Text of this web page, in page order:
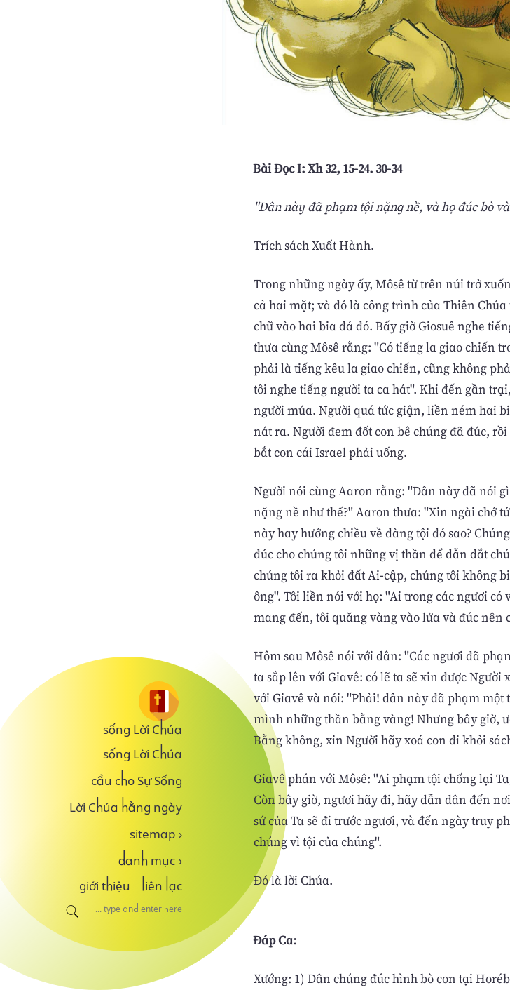
sống Lời Chúa
sống Lời Chúa
cầu cho Sự Sống
Lời Chúa hằng ngày
sitemap ›
danh mục ›
giới thiệu
liên lạc
Bài Ðọc I: Xh 32, 15-24. 30-34
"Dân này đã phạm tội nặng nề, và họ đúc bò
Trích sách Xuất Hành.
Trong những ngày ấy, Môsê từ trên núi trở
cả hai mặt; và đó là công trình của Thiên
chữ vào hai bia đá đó. Bấy giờ Giosuê nghe
thưa cùng Môsê rằng: "Có tiếng la giao chiến
phải là tiếng kêu la giao chiến, cũng không
tôi nghe tiếng người ta ca hát". Khi đến gần
người múa. Người quá tức giận, liền ném hai
nát ra. Người đem đốt con bê chúng đã đúc,
bắt con cái Israel phải uống.
Người nói cùng Aaron rằng: "Dân này đã nói
nặng nề như thế?" Aaron thưa: "Xin ngài chớ
này hay hướng chiều về đàng tội đó sao?
đúc cho chúng tôi những vị thần để dẫn dắt
chúng tôi ra khỏi đất Ai-cập, chúng tôi không
ông". Tôi liền nói với họ: "Ai trong các ngươi
mang đến, tôi quăng vàng vào lửa và đúc nên
Hôm sau Môsê nói với dân: "Các ngươi đã
ta sắp lên với Giavê: có lẽ ta sẽ xin được Người
với Giavê và nói: "Phải! dân này đã phạm một
mình những thần bằng vàng! Nhưng bây giờ,
Bằng không, xin Người hãy xoá con đi khỏi
Giavê phán với Môsê: "Ai phạm tội chống lại
Còn bây giờ, ngươi hãy đi, hãy dẫn dân đến
sứ của Ta sẽ đi trước ngươi, và đến ngày truy
chúng vì tội của chúng".
Ðó là lời Chúa.
Đáp Ca:
Xướng: 1) Dân chúng đúc hình bò con tại